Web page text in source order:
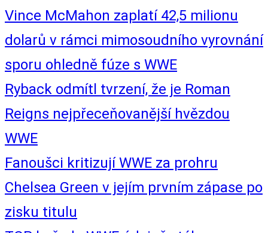
Vince McMahon zaplatí 42,5 milionu
dolarů v rámci mimosoudního vyrovnání
sporu ohledně fúze s WWE
Ryback odmítl tvrzení, že je Roman
Reigns nejpřeceňovanější hvězdou
WWE
Fanoušci kritizují WWE za prohru
Chelsea Green v jejím prvním zápase po
zisku titulu